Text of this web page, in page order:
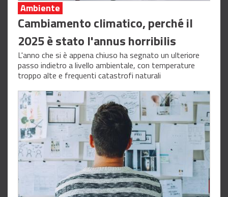
Ambiente
Cambiamento climatico, perché il
2025 è stato l'annus horribilis
L'anno che si è appena chiuso ha segnato un ulteriore
passo indietro a livello ambientale, con temperature
troppo alte e frequenti catastrofi naturali